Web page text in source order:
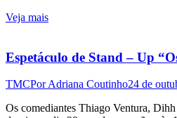
Veja mais
Espetáculo de Stand – Up
TMCPorAdriana Coutinho24 de
Os comediantes Thiago Ventura,